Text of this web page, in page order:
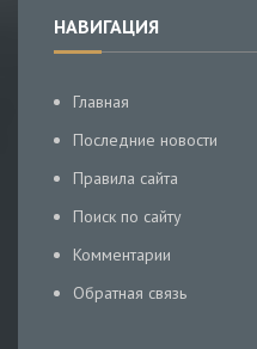
НАВИГАЦИЯ
Главная
Последние новости
Правила сайта
Поиск по сайту
Комментарии
Обратная связь